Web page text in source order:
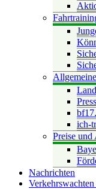
ich-
Preise und
Nachrichten
Verkehrswachten